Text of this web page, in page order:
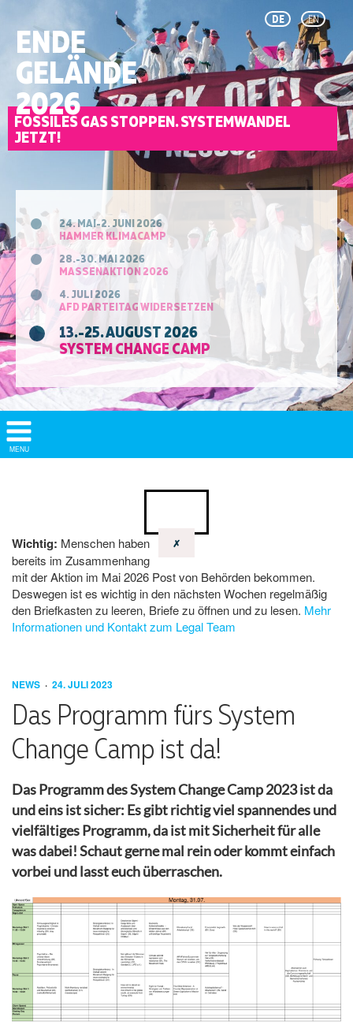
DE EN
ENDE
GELÄNDE
2026
FOSSILES GAS STOPPEN. SYSTEMWANDEL
JETZT!
24. MAI-2. JUNI 2026
HAMMER KLIMACAMP
28.-30. MAI 2026
MASSENAKTION 2026
4. JULI 2026
AFD PARTEITAG WIDERSETZEN
13.-25. AUGUST 2026
SYSTEM CHANGE CAMP
Show/
Hide
MENU
NEWS 24. JULI 2023
Das Programm fürs System
Change Camp ist da!
Das Programm des System Change Camp 2023 ist da
und eins ist sicher: Es gibt richtig viel spannendes und
vielfältiges Programm, da ist mit Sicherheit für alle
was dabei! Schaut gerne mal rein oder kommt einfach
vorbei und lasst euch überraschen.
✗
Wichtig: Menschen haben
bereits im Zusammenhang
mit der Aktion im Mai 2026 Post von Behörden bekommen.
Deswegen ist es wichtig in den nächsten Wochen regelmäßig
den Briefkasten zu leeren, Briefe zu öffnen und zu lesen. Mehr
Informationen und Kontakt zum Legal Team